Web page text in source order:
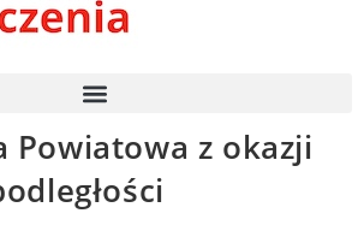
Powiatowa z okazji